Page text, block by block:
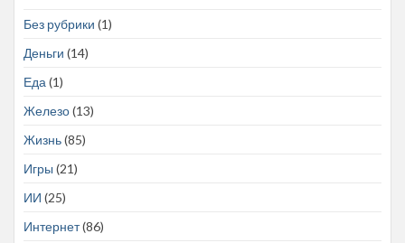
Без рубрики (1)
Деньги (14)
Еда (1)
Железо(13)
Жизнь(85)
Игры (21)
ИИ (25)
Интернет(86)